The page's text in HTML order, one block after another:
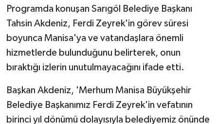
Programda konuşan Sarıgöl Belediye Başkanı
Tahsin Akdeniz, Ferdi Zeyrek'in görev süresi
boyunca Manisa'ya ve vatandaşlara önemli
hizmetlerde bulunduğunu belirterek, onun
bıraktığı izlerin unutulmayacağını ifade etti.
Başkan Akdeniz, 'Merhum Manisa Büyükşehir
Belediye Başkanımız Ferdi Zeyrek'in vefatının
birinci yıl dönümü dolayısıyla belediyemiz önünde